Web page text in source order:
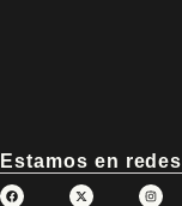
Estamos en redes